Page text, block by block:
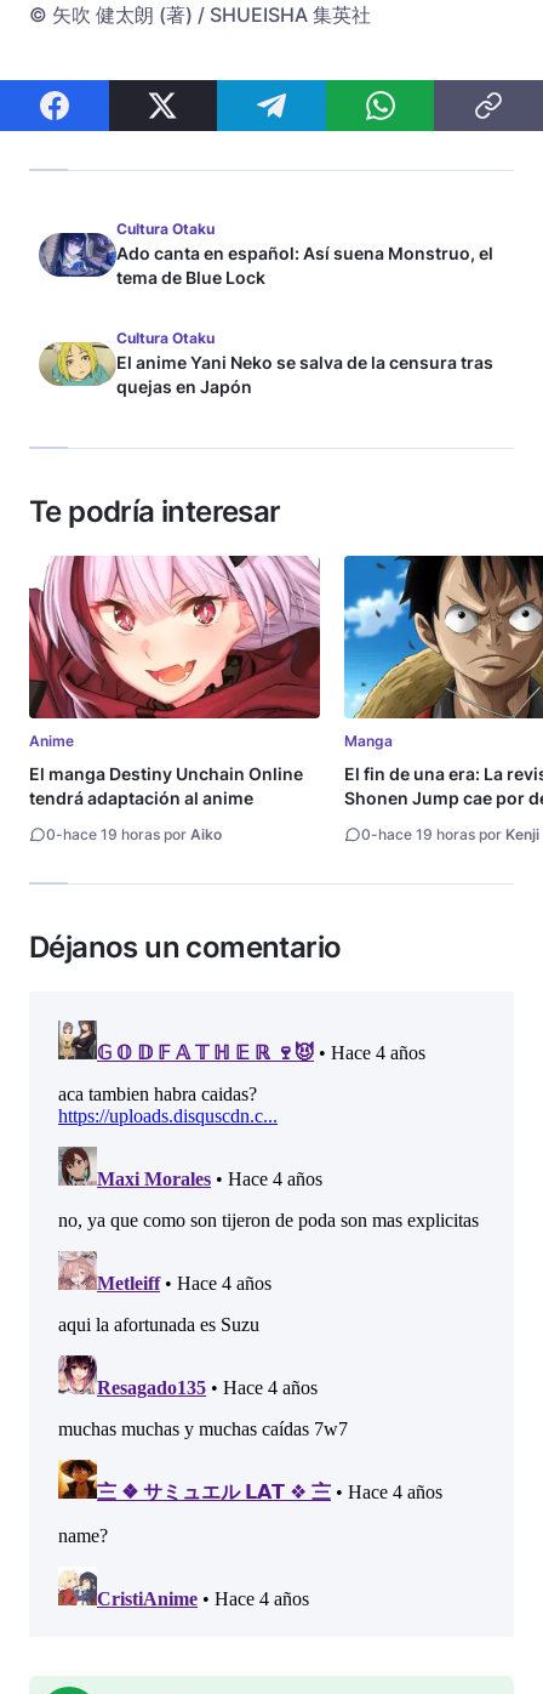
© 矢吹 健太朗 (著) / SHUEISHA 集英社
Cultura Otaku
Ado canta en español: Así suena Monstruo, el
tema de Blue Lock
Cultura Otaku
El anime Yani Neko se salva de la censura tras
quejas en Japón
Te podría interesar
Anime
El manga Destiny Unchain Online
tendrá adaptación al anime
0-hace 19 horas por Aiko
Manga
El fin de una era: La
Shonen Jump cae por
0-hace 19 horas por Kenji
Déjanos un comentario